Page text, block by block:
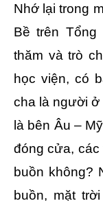
Nhớ lại trong
Bề trên Tổng
thăm và trò
học viện, có
cha là người ở
là bên Âu –
đóng cửa,
buồn không?
buồn, mặt